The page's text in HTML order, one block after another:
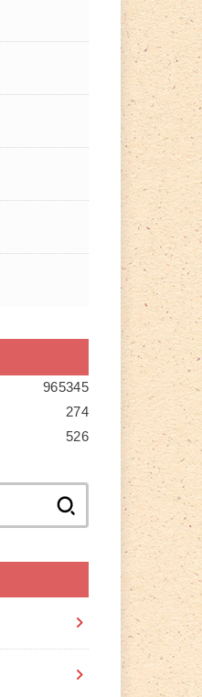
965345
274
526